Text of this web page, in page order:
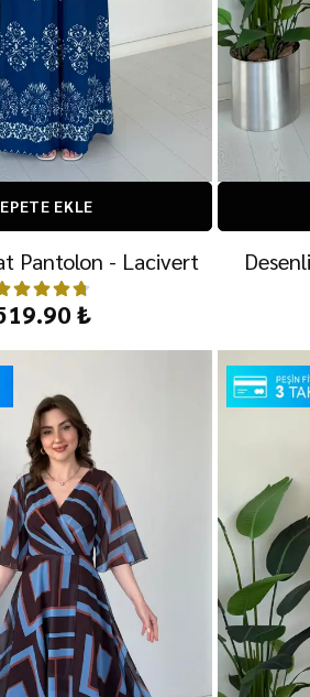
EKLE
Pantolon - Lacivert
₺